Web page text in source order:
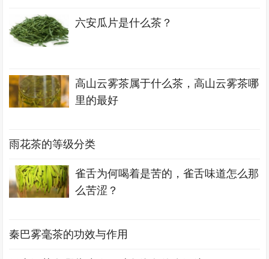
六安瓜片是什么茶？
高山云雾茶属于什么茶，高山云雾茶哪
里的最好
雨花茶的等级分类
雀舌为何喝着是苦的，雀舌味道怎么那
么苦涩？
秦巴雾毫茶的功效与作用